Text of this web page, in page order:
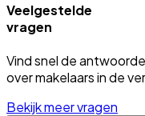
Veelgestelde
vragen
Vind snel de
over makelaars in de
Bekijk meer vragen